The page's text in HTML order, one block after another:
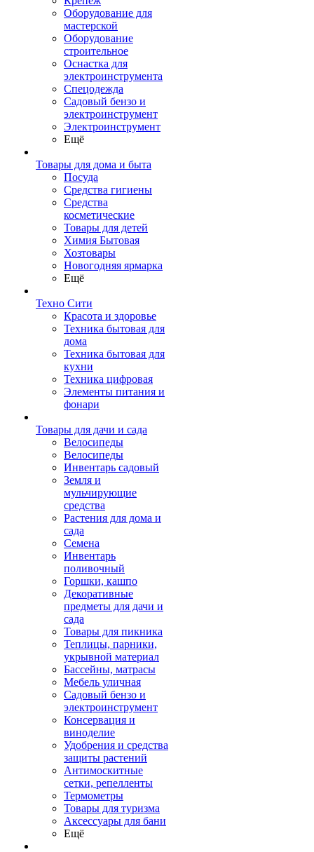
Оборудование для
мастерской
Оборудование
строительное
Оснастка для
электроинструмента
Спецодежда
Садовый бензо и
электроинструмент
Электроинструмент
Ещё
Товары для дома и быта
Посуда
Средства гигиены
Средства
косметические
Товары для детей
Химия Бытовая
Хозтовары
Новогодняя ярмарка
Ещё
Техно Сити
Красота и здоровье
Техника бытовая для
дома
Техника бытовая для
кухни
Техника цифровая
Элементы питания и
фонари
Товары для дачи и сада
Велосипеды
Велосипеды
Инвентарь садовый
Земля и
мульчирующие
средства
Растения для дома и
сада
Семена
Инвентарь
поливочный
Горшки, кашпо
Декоративные
предметы для дачи и
сада
Товары для пикника
Теплицы, парники,
укрывной материал
Бассейны, матрасы
Мебель уличная
Садовый бензо и
электроинструмент
Консервация и
виноделие
Удобрения и средства
защиты растений
Антимоскитные
сетки, репелленты
Термометры
Товары для туризма
Аксессуары для бани
Ещё